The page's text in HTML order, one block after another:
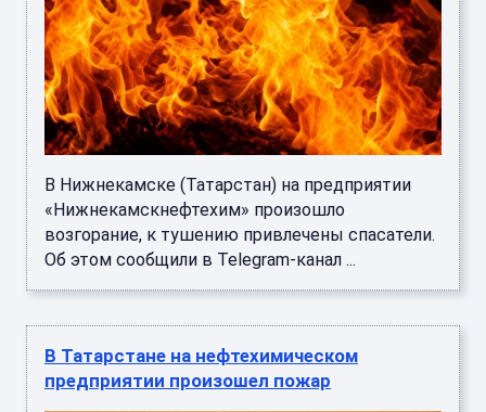
В Нижнекамске (Татарстан) на предприятии
«Нижнекамскнефтехим» произошло
возгорание, к тушению привлечены спасатели.
Об этом сообщили в Telegram-канал ...
В Татарстане на нефтехимическом
предприятии произошел пожар